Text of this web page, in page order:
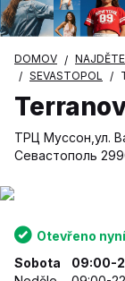
DOMOV
SEVASTOPOL
ТРЦ Муссон,ул.
Севастополь
Otevřeno nyní
Sobota
09:00-